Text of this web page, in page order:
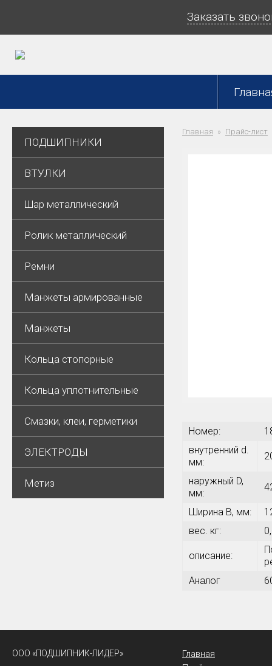
Заказать
ПОДШИПНИКИ
ВТУЛКИ
Шар металлический
Ролик металлический
Ремни
Манжеты армированные
Манжеты
Кольца стопорные
Кольца уплотнительные
Смазки, клеи, герметики
ЭЛЕКТРОДЫ
Метиз
Главная Прайс-лист
Номер:
внутренний d.
мм:
наружный D,
мм:
Ширина В, мм:
вес. кг:
описание:
Аналог
ООО «ПОДШИПНИК-ЛИДЕР»
Главная